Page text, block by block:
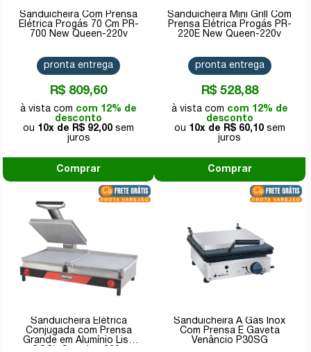
Sanduicheira Com Prensa
Elétrica Progás 70 Cm PR-
700 New Queen-220v
R$ 809,60
com 12% de
desconto
10x de
R$ 92,00
pronta entrega
Comprar
Sanduicheira Mini Grill Com
Prensa Elétrica Progás PR-
220E New Queen-220v
R$ 528,88
com 12% de
desconto
10x de
R$ 60,10
pronta entrega
Comprar
Sanduicheira Elétrica
Conjugada com Prensa
Grande em Alumínio Liso
Sanduicheira A Gás Inox
Com Prensa E Gaveta
Venâncio P30SG